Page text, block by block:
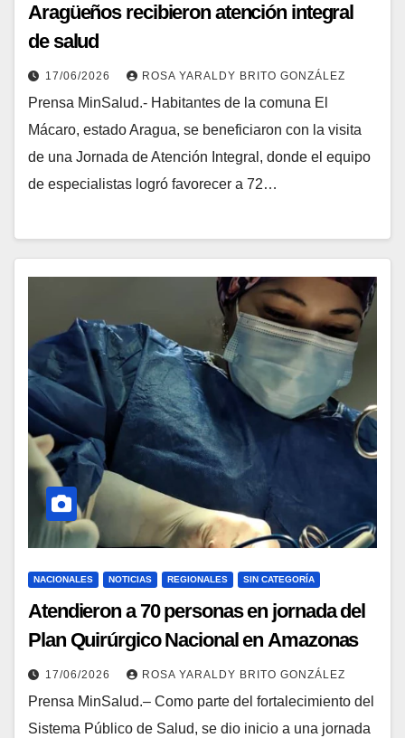
Aragüeños recibieron atención integral
de salud
17/06/2026 ROSA YARALDY BRITO GONZÁLEZ
Prensa MinSalud.- Habitantes de la comuna El
Mácaro, estado Aragua, se beneficiaron con la visita
de una Jornada de Atención Integral, donde el equipo
de especialistas logró favorecer a 72…
NACIONALES NOTICIAS REGIONALES SIN CATEGORÍA
Atendieron a 70 personas en jornada del
Plan Quirúrgico Nacional en Amazonas
17/06/2026 ROSA YARALDY BRITO GONZÁLEZ
Prensa MinSalud.– Como parte del fortalecimiento del
Sistema Público de Salud, se dio inicio a una jornada